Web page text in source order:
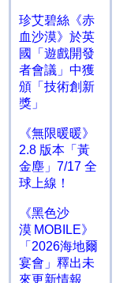
珍艾碧絲《赤
血沙漠》於英
國「遊戲開發
者會議」中獲
頒「技術創新
獎」
《無限暖暖》
2.8 版本「黃
金塵」7/17 全
球上線！
《黑色沙
漠 MOBILE》
「2026海地爾
宴會」釋出未
來更新情報